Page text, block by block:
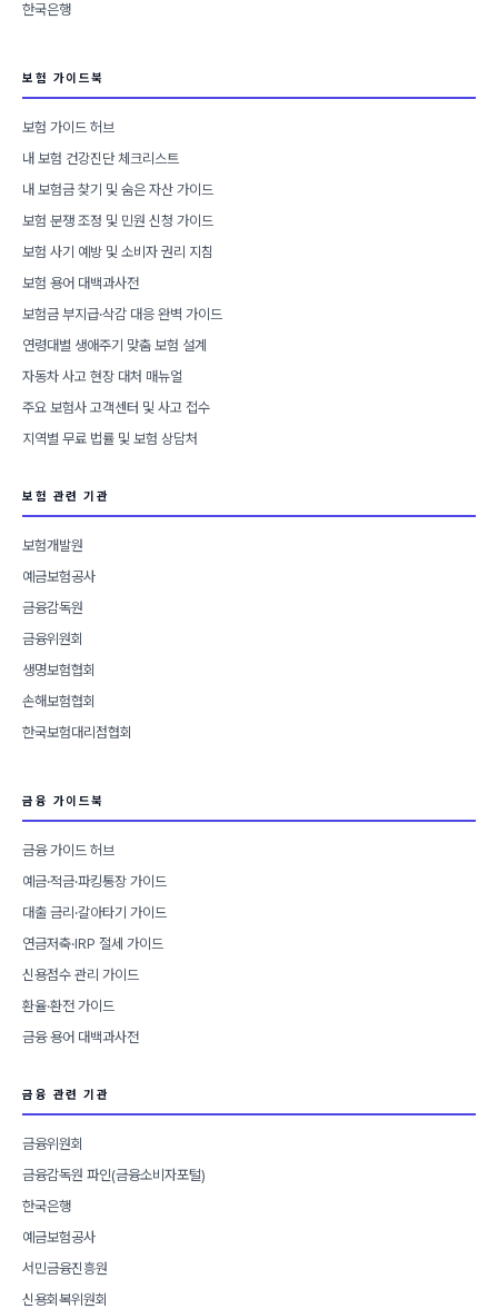
한국은행
보험 가이드북
보험 가이드 허브
내 보험 건강진단 체크리스트
내 보험금 찾기 및 숨은 자산 가이드
보험 분쟁 조정 및 민원 신청 가이드
보험 사기 예방 및 소비자 권리 지침
보험 용어 대백과사전
보험금 부지급·삭감 대응 완벽 가이드
연령대별 생애주기 맞춤 보험 설계
자동차 사고 현장 대처 매뉴얼
주요 보험사 고객센터 및 사고 접수
지역별 무료 법률 및 보험 상담처
보험 관련 기관
보험개발원
예금보험공사
금융감독원
금융위원회
생명보험협회
손해보험협회
한국보험대리점협회
금융 가이드북
금융 가이드 허브
예금·적금·파킹통장 가이드
대출 금리·갈아타기 가이드
연금저축·IRP 절세 가이드
신용점수 관리 가이드
환율·환전 가이드
금융 용어 대백과사전
금융 관련 기관
금융위원회
금융감독원 파인(금융소비자포털)
한국은행
예금보험공사
서민금융진흥원
신용회복위원회